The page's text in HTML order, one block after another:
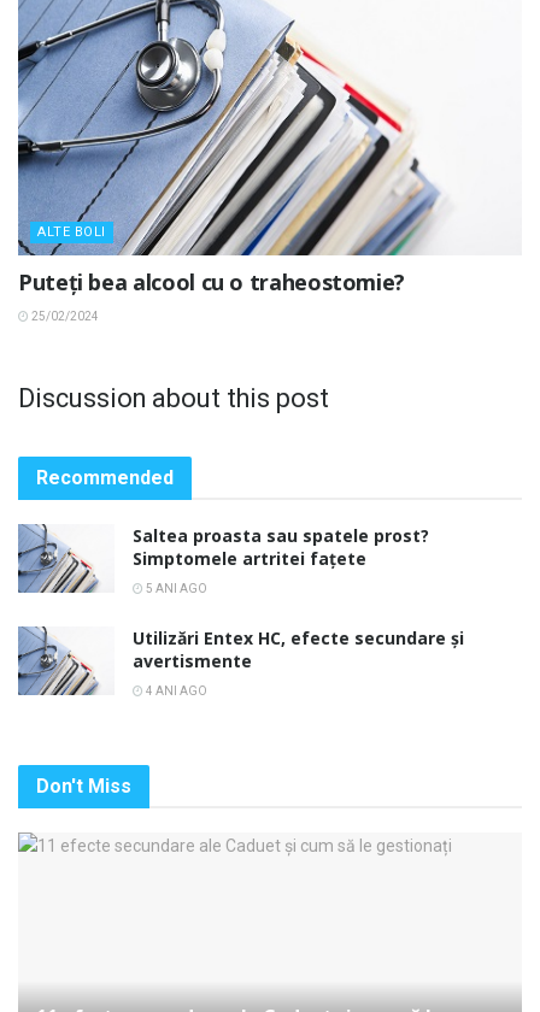
ALTE BOLI
Puteți bea alcool cu ​​o traheostomie?
25/02/2024
Discussion about this post
Recommended
Saltea proasta sau spatele prost?
Simptomele artritei fațete
5 ANI AGO
Utilizări Entex HC, efecte secundare și
avertismente
4 ANI AGO
Don't Miss